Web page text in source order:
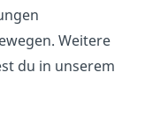
Weitere
du in unserem